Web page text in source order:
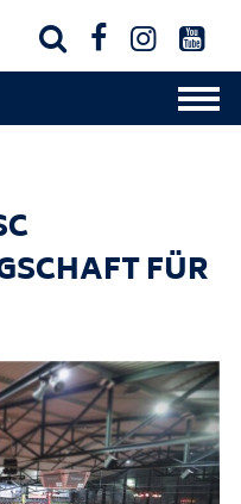
   
FÜR